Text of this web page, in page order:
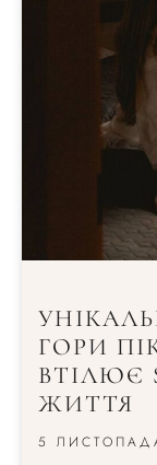
ГОРИ
ВТІЛЮЄ
ЖИТТЯ
5